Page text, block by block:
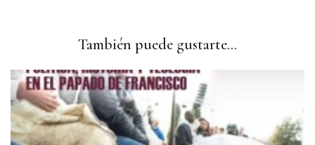
También puede gustarte...